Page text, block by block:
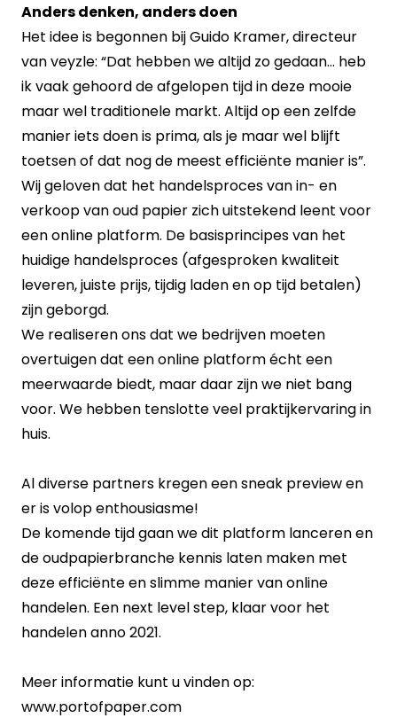
Anders denken, anders doen
Het idee is begonnen bij Guido Kramer, directeur
van veyzle: “Dat hebben we altijd zo gedaan... heb
ik vaak gehoord de afgelopen tijd in deze mooie
maar wel traditionele markt. Altijd op een zelfde
manier iets doen is prima, als je maar wel blijft
toetsen of dat nog de meest efficiënte manier is”.
Wij geloven dat het handelsproces van in- en
verkoop van oud papier zich uitstekend leent voor
een online platform. De basisprincipes van het
huidige handelsproces (afgesproken kwaliteit
leveren, juiste prijs, tijdig laden en op tijd betalen)
zijn geborgd.
We realiseren ons dat we bedrijven moeten
overtuigen dat een online platform écht een
meerwaarde biedt, maar daar zijn we niet bang
voor. We hebben tenslotte veel praktijkervaring in
huis.
Al diverse partners kregen een sneak preview en
er is volop enthousiasme!
De komende tijd gaan we dit platform lanceren en
de oudpapierbranche kennis laten maken met
deze efficiënte en slimme manier van online
handelen. Een next level step, klaar voor het
handelen anno 2021.
Meer informatie kunt u vinden op:
www.portofpaper.com